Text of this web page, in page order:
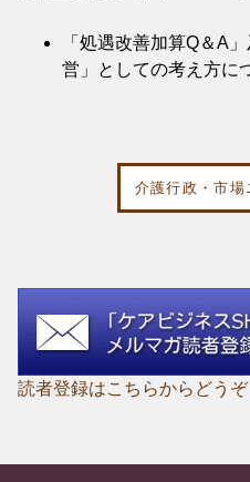
「処遇改善加算Q＆A
営」としての考え方に
介護行政・市場
読者登録はこちらからどうぞ